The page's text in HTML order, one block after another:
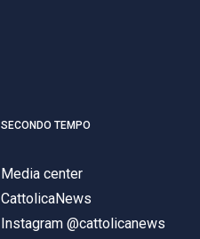
SECONDO TEMPO
Media center
CattolicaNews
Instagram @cattolicanews